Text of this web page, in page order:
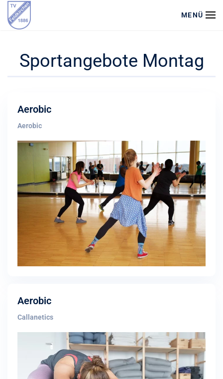
Zum Hauptinhalt springen
MENÜ
Sportangebote Montag
Aerobic
Aerobic
Aerobic
Callanetics